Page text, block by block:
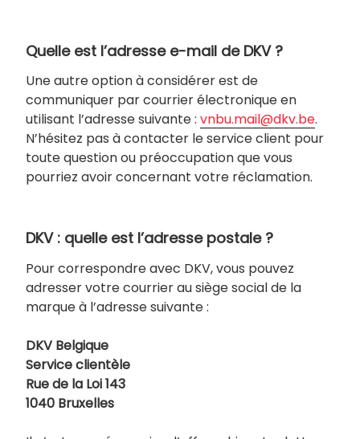
Quelle est l’adresse e-mail de DKV ?
Une autre option à considérer est de
communiquer par courrier électronique en
utilisant l’adresse suivante : vnbu.mail@dkv.be.
N’hésitez pas à contacter le service client pour
toute question ou préoccupation que vous
pourriez avoir concernant votre réclamation.
DKV : quelle est l’adresse postale ?
Pour correspondre avec DKV, vous pouvez
adresser votre courrier au siège social de la
marque à l’adresse suivante :
DKV Belgique
Service clientèle
Rue de la Loi 143
1040 Bruxelles